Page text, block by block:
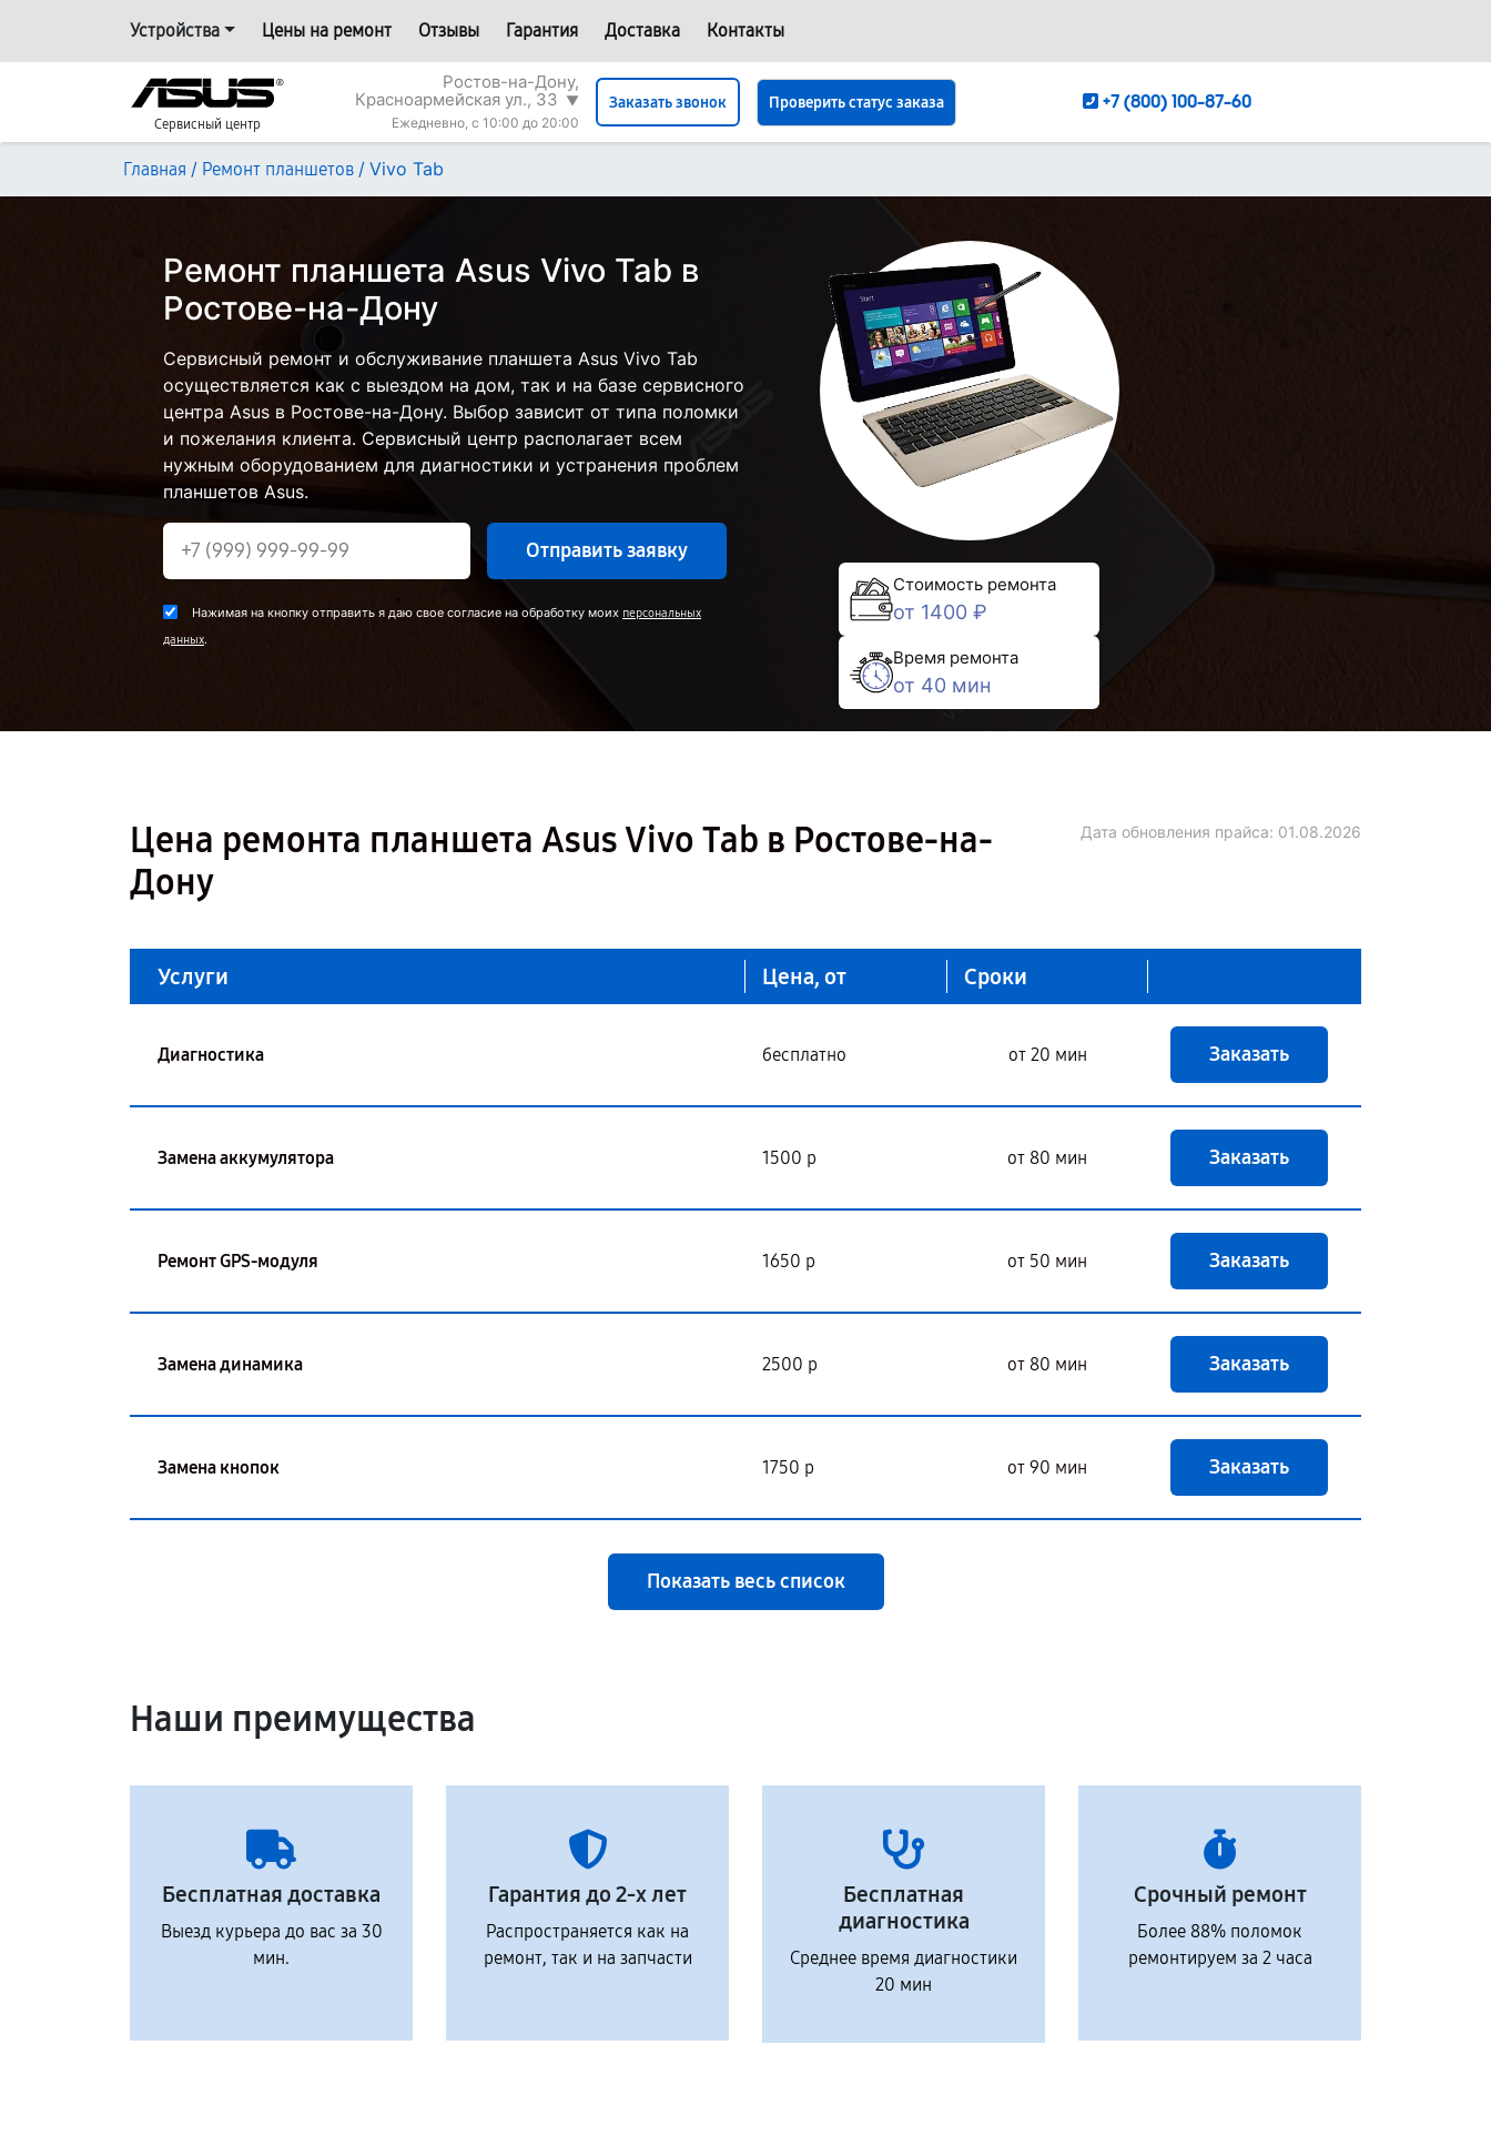
Устройства Цены на ремонт Отзывы Гарантия Доставка Контакты
Сервисный центр
Ростов-на-Дону,
Красноармейская ул., 33 ▼
Ежедневно, с 10:00 до 20:00
Заказать звонок Проверить статус заказа +7 (800) 100-87-60
Главная / Ремонт планшетов / Vivo Tab
Ремонт планшета Asus Vivo Tab в
Ростове-на-Дону
Сервисный ремонт и обслуживание планшета Asus Vivo Tab
осуществляется как с выездом на дом, так и на базе сервисного
центра Asus в Ростове-на-Дону. Выбор зависит от типа поломки
и пожелания клиента. Сервисный центр располагает всем
нужным оборудованием для диагностики и устранения проблем
планшетов Asus.
Отправить заявку
Нажимая на кнопку отправить я даю свое согласие на обработку моих персональных
данных.
Стоимость ремонта
от 1400 ₽
Время ремонта
от 40 мин
Цена ремонта планшета Asus Vivo Tab в Ростове-на-
Дону
Дата обновления прайса: 01.08.2026
Услуги Цена, от Сроки
Диагностика бесплатно от 20 мин Заказать
Замена аккумулятора 1500 р от 80 мин Заказать
Ремонт GPS-модуля 1650 р от 50 мин Заказать
Замена динамика 2500 р от 80 мин Заказать
Замена кнопок 1750 р от 90 мин Заказать
Показать весь список
Наши преимущества
Бесплатная доставка
Выезд курьера до вас за 30
мин.
Гарантия до 2-х лет
Распространяется как на
ремонт, так и на запчасти
Бесплатная
диагностика
Среднее время диагностики
20 мин
Срочный ремонт
Более 88% поломок
ремонтируем за 2 часа